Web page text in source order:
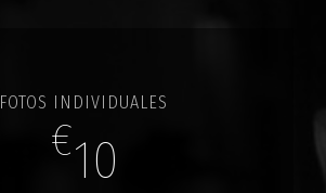
FOTOS INDIVIDUALES
€10